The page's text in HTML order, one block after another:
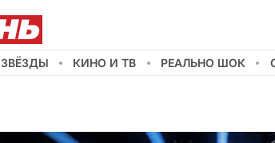
ЗВЁЗДЫ КИНО И ТВ РЕАЛЬНО ШОК